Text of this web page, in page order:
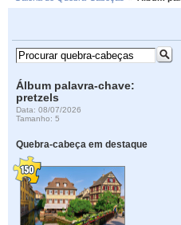
Álbum palavra-chave:
pretzels
Data: 08/07/2026
Tamanho: 5
Quebra-cabeça em destaque